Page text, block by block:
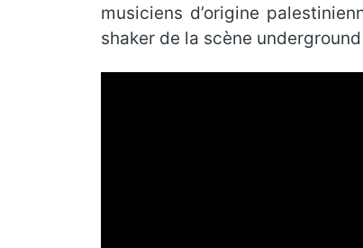
musiciens d’origine
shaker de la scène